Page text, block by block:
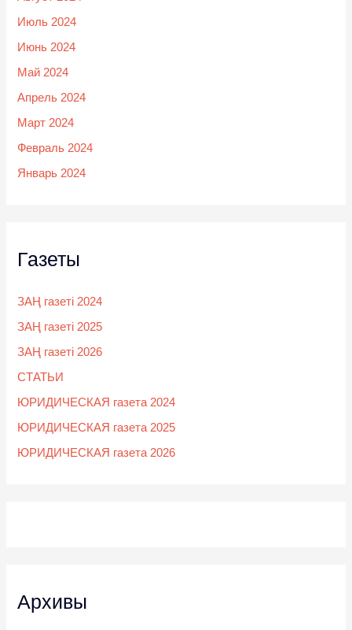
Июль 2024
Июнь 2024
Май 2024
Апрель 2024
Март 2024
Февраль 2024
Январь 2024
Газеты
ЗАҢ газеті 2024
ЗАҢ газеті 2025
ЗАҢ газеті 2026
СТАТЬИ
ЮРИДИЧЕСКАЯ газета 2024
ЮРИДИЧЕСКАЯ газета 2025
ЮРИДИЧЕСКАЯ газета 2026
Архивы